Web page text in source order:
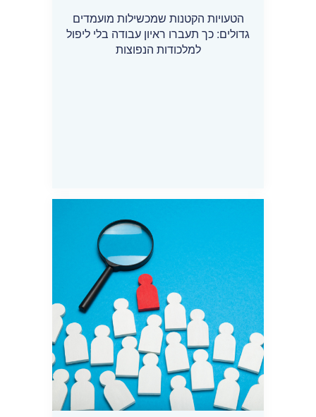
הטעויות הקטנות שמכשילות מועמדים
גדולים: כך תעברו ראיון עבודה בלי ליפול
למלכודות הנפוצות